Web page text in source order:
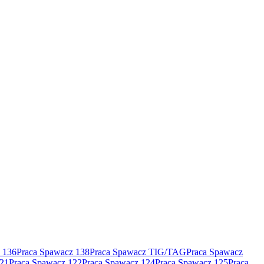
136Praca Spawacz 138Praca Spawacz TIG/TAGPraca Spawacz